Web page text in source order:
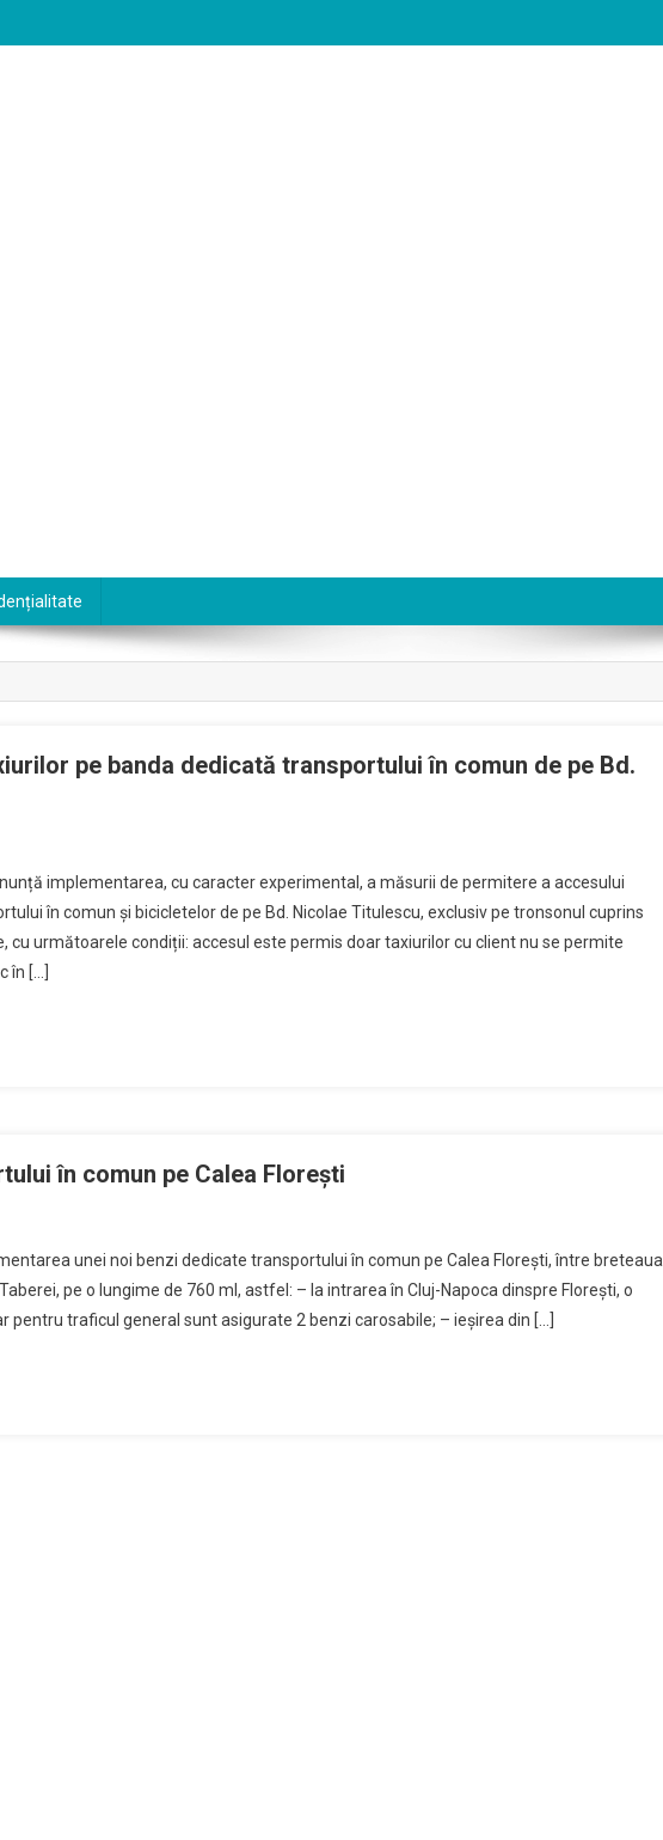
pe banda dedicată transportului în comun de pe Bd.
implementarea, cu caracter experimental, a măsurii de permitere a accesului
în comun și bicicletelor de pe Bd. Nicolae Titulescu, exclusiv pe tronsonul cuprins
cu următoarele condiții: accesul este permis doar taxiurilor cu client nu se permite
[…]
în comun pe Calea Florești
unei noi benzi dedicate transportului în comun pe Calea Florești, între breteaua
pe o lungime de 760 ml, astfel: – la intrarea în Cluj-Napoca dinspre Florești, o
pentru traficul general sunt asigurate 2 benzi carosabile; – ieșirea din […]